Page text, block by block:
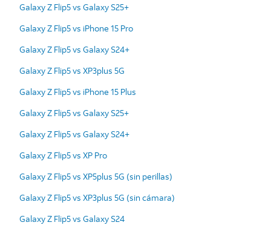
Galaxy Z Flip5 vs Galaxy S25+
Galaxy Z Flip5 vs iPhone 15 Pro
Galaxy Z Flip5 vs Galaxy S24+
Galaxy Z Flip5 vs XP3plus 5G
Galaxy Z Flip5 vs iPhone 15 Plus
Galaxy Z Flip5 vs Galaxy S25+
Galaxy Z Flip5 vs Galaxy S24+
Galaxy Z Flip5 vs XP Pro
Galaxy Z Flip5 vs XP5plus 5G (sin perillas)
Galaxy Z Flip5 vs XP3plus 5G (sin cámara)
Galaxy Z Flip5 vs Galaxy S24